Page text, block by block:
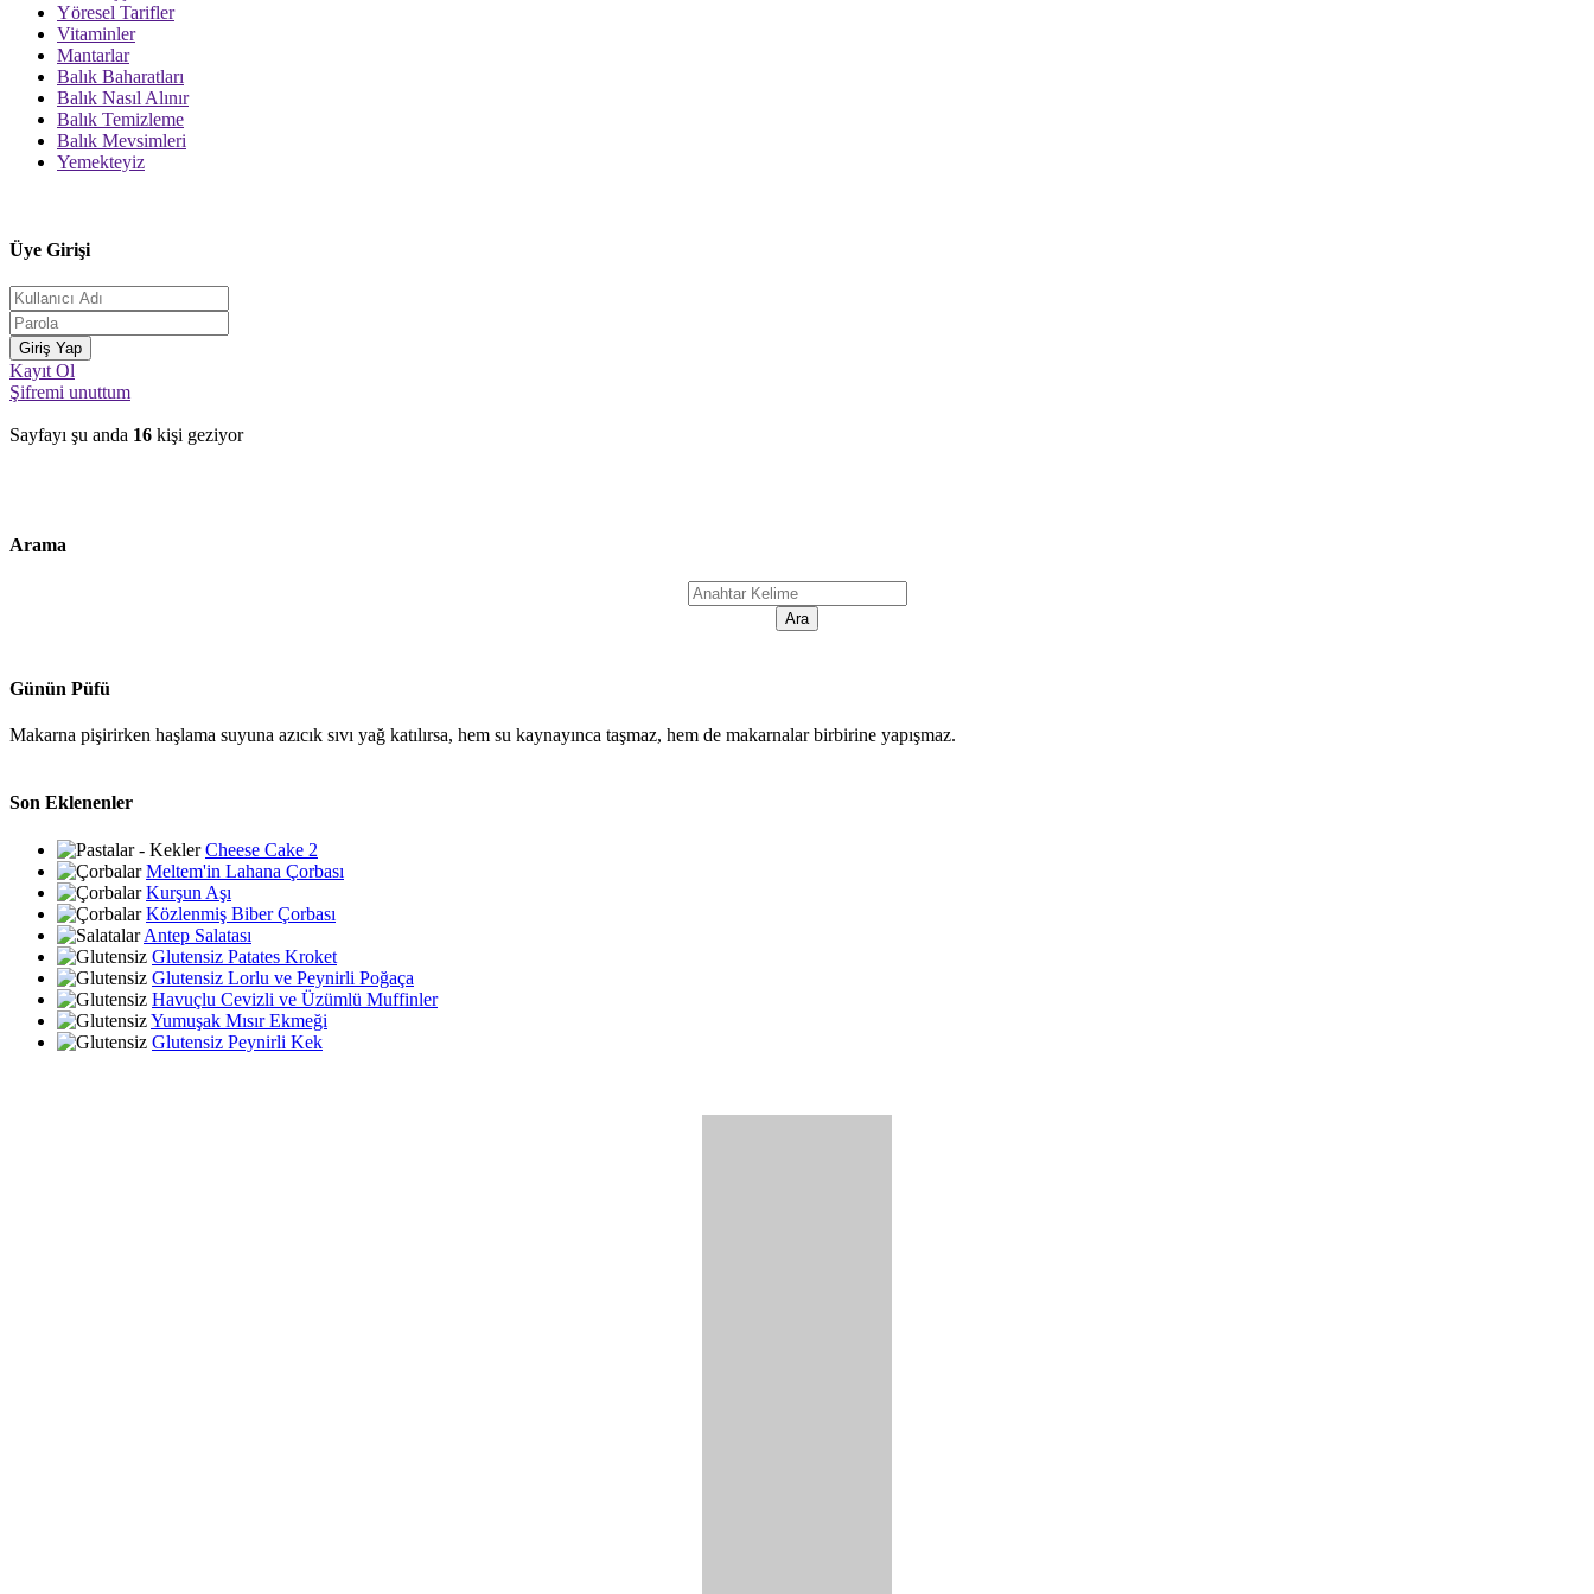
Yöresel Tarifler
Vitaminler
Mantarlar
Balık Baharatları
Balık Nasıl Alınır
Balık Temizleme
Balık Mevsimleri
Yemekteyiz
Üye Girişi
Kayıt Ol
Şifremi unuttum
Sayfayı şu anda 16 kişi geziyor
Arama
Günün Püfü
Makarna pişirirken haşlama suyuna azıcık sıvı yağ katılırsa, hem su kaynayınca taşmaz, hem de makarnalar birbirine yapışmaz.
Son Eklenenler
Cheese Cake 2
Meltem'in Lahana Çorbası
Kurşun Aşı
Közlenmiş Biber Çorbası
Antep Salatası
Glutensiz Patates Kroket
Glutensiz Lorlu ve Peynirli Poğaça
Havuçlu Cevizli ve Üzümlü Muffinler
Yumuşak Mısır Ekmeği
Glutensiz Peynirli Kek